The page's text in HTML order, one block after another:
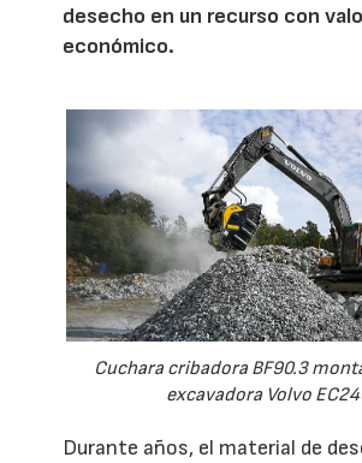
desecho en un recurso con
económico.
Cuchara cribadora BF90.3
excavadora Volvo
Durante años, el material de